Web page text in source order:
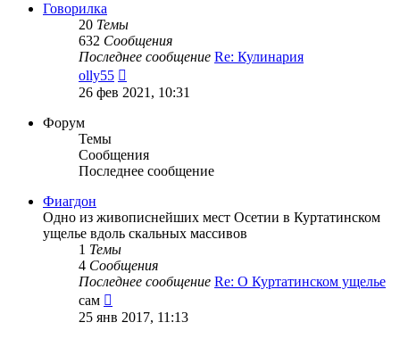
Говорилка
20 Темы
632 Сообщения
Последнее сообщение Re: Кулинария
olly55
к
26 фев 2021, 10:31
Форум
Темы
Сообщения
Последнее сообщение
Фиагдон
Одно из живописнейших мест Осетии в Куртатинском
ущелье вдоль скальных массивов
1 Темы
4 Сообщения
Последнее сообщение Re: О Куртатинском ущелье
сам
к
25 янв 2017, 11:13